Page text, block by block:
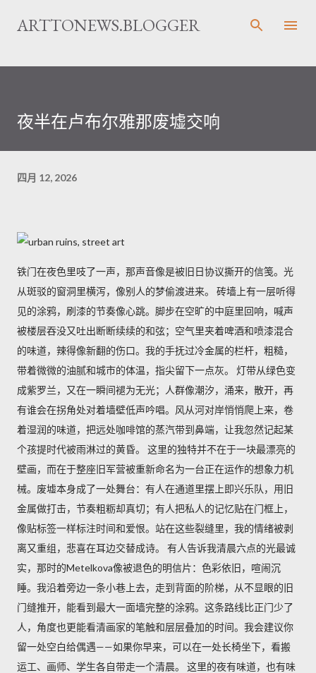
跳至主要内容
ARTTONEWS.BLOGGER
夜半在卢布尔雅那废墟交响
四月 12, 2026
铁门在夜色里吱了一声，那声音像是被旧日协议撕开的信笺。光
从斑驳的窗洞里横泻，像别人的梦偷渡进来。 砖墙上有一层听得
见的涂鸦，刷漆的节奏像心跳。脚步在空旷的中庭里回响，喊声
被楼层吞没又吐出断断续续的和弦；空气里夹着啤酒和喷漆混合
的味道，辣得像新翻的伤口。我的手抚过冷金属的栏杆，粗糙，
带着微微的油腻和城市的体温，指尖留下一点灰。 灯带从绿色变
成紫罗兰，又在一瞬间褪为无光；人群像潮汐，涌来，散开，再
有谁会在拐角处对着墙壁低声吟唱。风从河对岸悄悄爬上来，卷
着湿润的味道，把远处咖啡馆的蒸汽带到鼻端，让我忽然记起某
个孩提时代被雨淋过的黄昏。 这里的独特并不在于一块最漂亮的
壁画，而在于整座旧军营被重新命名为一台正在运作的想象力机
械。废墟本身成了一处舞台：有人在通道里摆上即兴乐队，用旧
金属做打击，节奏粗粝却真切；有人把私人的记忆贴在门框上，
像贴标签一样标注时间和爱恨。站在这些裂缝里，我的情绪被剥
离又重组，悲喜在耳边交替成诗。 有人告诉我清晨六点的光最诚
实，那时的Metelkova像被退色的明信片：色彩依旧，喧闹沉
睡。我沿着旁边一条小巷上去，走到背面的阶梯，从不显眼的旧
门缝推开，能看到最大一面墙完整的涂鸦。这条路线比正门少了
人，角度也更能看清画家的笔触和层层叠加的时间。我会建议你
留一处空白给偶遇——如果你早来，可以在一处长椅坐下，看搬
运工、画师、学生各自带走一个清晨。 这里的夜有味道，也有味